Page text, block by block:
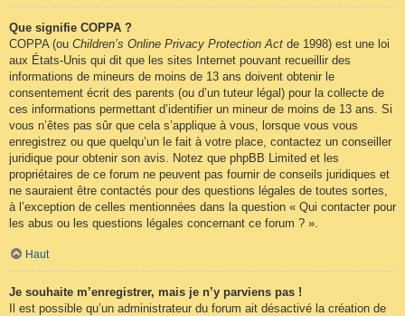
Que signifie COPPA ?
COPPA (ou Children’s Online Privacy Protection Act de 1998) est une loi
aux États-Unis qui dit que les sites Internet pouvant recueillir des
informations de mineurs de moins de 13 ans doivent obtenir le
consentement écrit des parents (ou d’un tuteur légal) pour la collecte de
ces informations permettant d’identifier un mineur de moins de 13 ans. Si
vous n’êtes pas sûr que cela s’applique à vous, lorsque vous vous
enregistrez ou que quelqu’un le fait à votre place, contactez un conseiller
juridique pour obtenir son avis. Notez que phpBB Limited et les
propriétaires de ce forum ne peuvent pas fournir de conseils juridiques et
ne sauraient être contactés pour des questions légales de toutes sortes,
à l’exception de celles mentionnées dans la question « Qui contacter pour
les abus ou les questions légales concernant ce forum ? ».
Haut
Je souhaite m’enregistrer, mais je n’y parviens pas !
Il est possible qu’un administrateur du forum ait désactivé la création de